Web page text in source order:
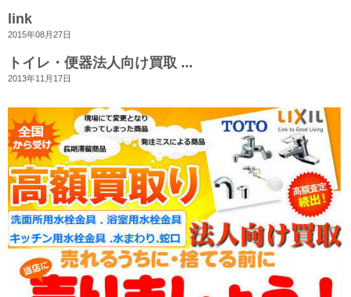
link
2015年08月27日
トイレ・便器法人向け買取 ...
2013年11月17日